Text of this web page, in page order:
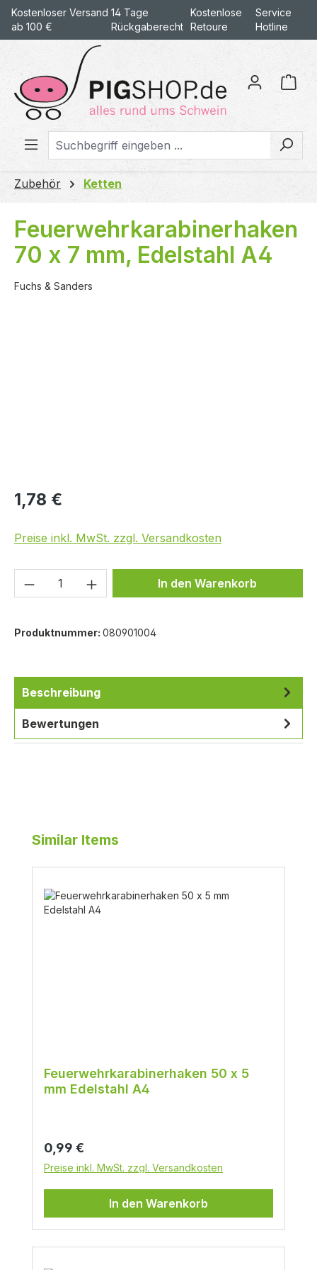
springen
Kostenloser Versand
ab 100 €
14 Tage
Rückgaberecht
Kostenlose
Retoure
Service
Hotline
Zubehör Ketten
Feuerwehrkarabinerhaken
70 x 7 mm, Edelstahl A4
Fuchs & Sanders
1,78 €
Preise inkl. MwSt. zzgl. Versandkosten
Produkt Anzahl: Gib den gewünschten
In den Warenkorb
Produktnummer: 080901004
Beschreibung
Bewertungen
Produktgalerie überspringen
Similar Items
Feuerwehrkarabinerhaken 50 x 5
mm Edelstahl A4
Regulärer Preis:
0,99 €
Preise inkl. MwSt. zzgl. Versandkosten
In den Warenkorb